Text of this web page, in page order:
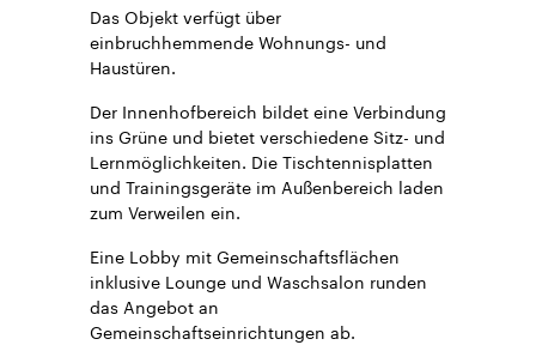
Das Objekt verfügt über
einbruchhemmende Wohnungs- und
Haustüren.
Der Innenhofbereich bildet eine Verbindung
ins Grüne und bietet verschiedene Sitz- und
Lernmöglichkeiten. Die Tischtennisplatten
und Trainingsgeräte im Außenbereich laden
zum Verweilen ein.
Eine Lobby mit Gemeinschaftsflächen
inklusive Lounge und Waschsalon runden
das Angebot an
Gemeinschaftseinrichtungen ab.